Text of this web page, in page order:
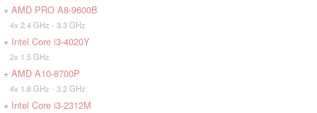
+ AMD PRO A8-9600B
4x 2.4 GHz - 3.3 GHz
+ Intel Core i3-4020Y
2x 1.5 GHz
+ AMD A10-8700P
4x 1.8 GHz - 3.2 GHz
+ Intel Core i3-2312M